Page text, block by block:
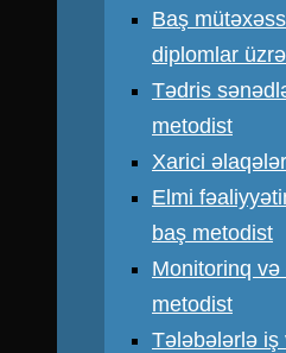
Baş
diplomlar
Tədris
metodist
Xarici
Elmi
baş metodist
Monitorinq
metodist
Tələbələrlə iş